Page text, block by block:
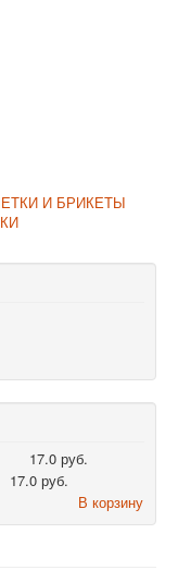
И БРИКЕТЫ
17.0 руб.
17.0 руб.
В корзину